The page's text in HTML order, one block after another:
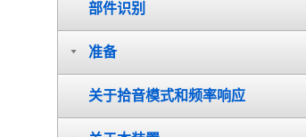
部件识别
准备
关于拾音模式和频率响应